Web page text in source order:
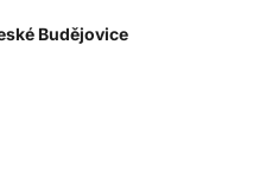
Budějovice